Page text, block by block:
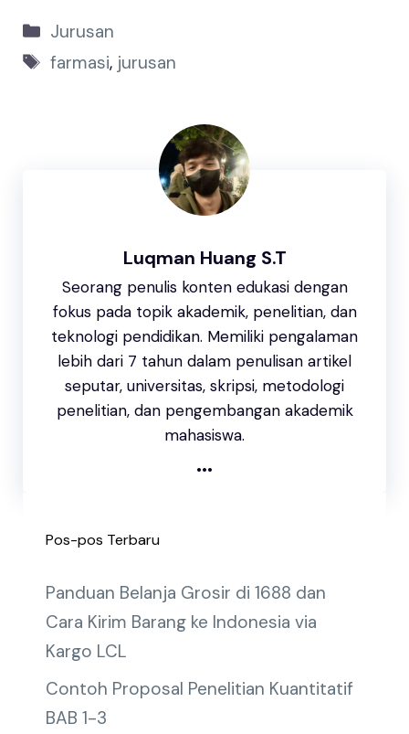
c
e
b
at
s
A
e
dI
Jurusan
farmasi, jurusan
Luqman Huang S.T
Seorang penulis konten edukasi dengan
fokus pada topik akademik, penelitian, dan
teknologi pendidikan. Memiliki pengalaman
lebih dari 7 tahun dalam penulisan artikel
seputar, universitas, skripsi, metodologi
penelitian, dan pengembangan akademik
mahasiswa.
...
Pos-pos Terbaru
Panduan Belanja Grosir di 1688 dan
Cara Kirim Barang ke Indonesia via
Kargo LCL
Contoh Proposal Penelitian Kuantitatif
BAB 1-3